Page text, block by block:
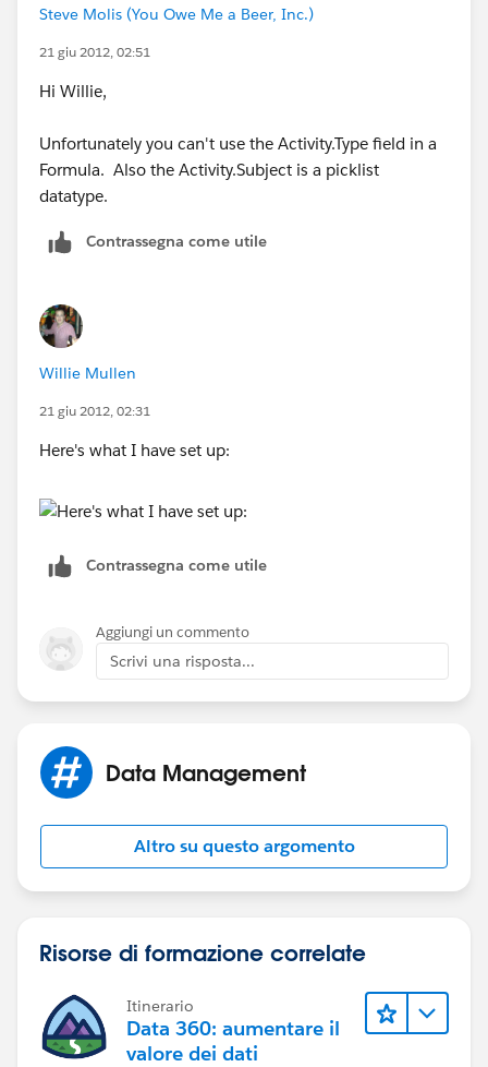
Steve Molis (You Owe Me a Beer, Inc.)
21 giu 2012, 02:51
Hi Willie,
Unfortunately you can't use the Activity.Type field in a
Formula. Also the Activity.Subject is a picklist
datatype.
Contrassegna come utile
Willie Mullen
21 giu 2012, 02:31
Here's what I have set up:
Contrassegna come utile
Aggiungi un commento
Scrivi una risposta...
Data Management
Altro su questo argomento
Risorse di formazione correlate
Itinerario
Data 360: aumentare il
valore dei dati